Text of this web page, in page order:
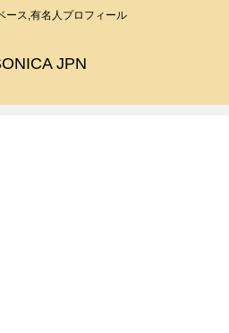
ース,有名人プロフィール
JPN